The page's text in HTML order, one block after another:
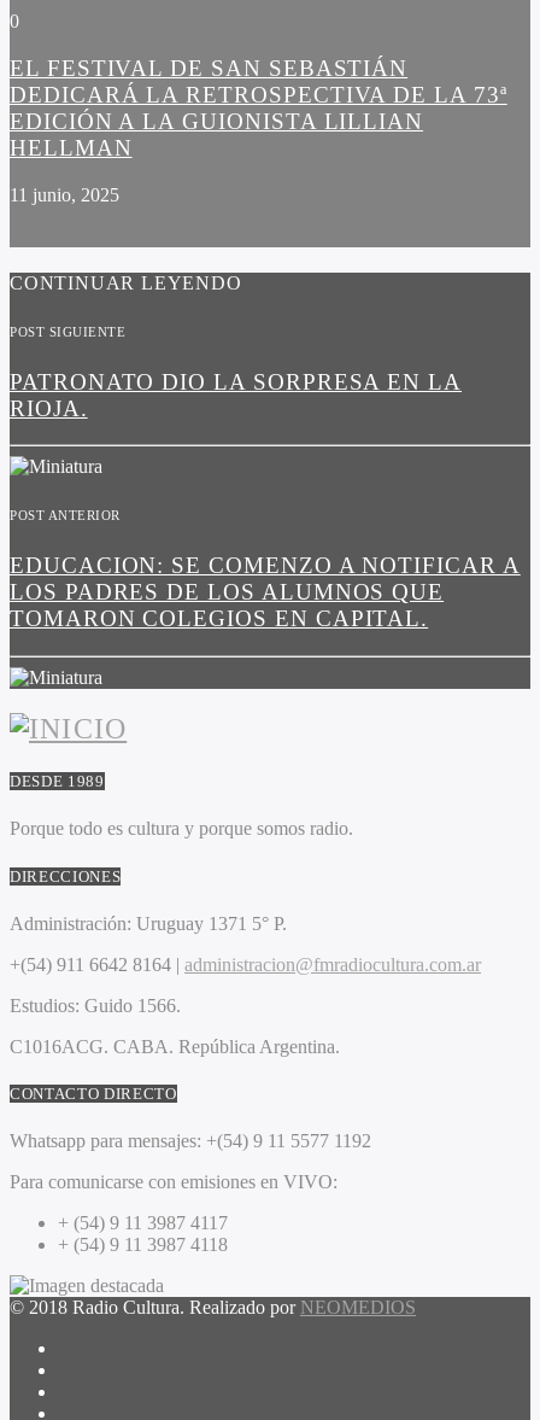
0
EL FESTIVAL DE SAN SEBASTIÁN
DEDICARÁ LA RETROSPECTIVA DE LA 73ª
EDICIÓN A LA GUIONISTA LILLIAN
HELLMAN
11 junio, 2025
CONTINUAR LEYENDO
POST SIGUIENTE
PATRONATO DIO LA SORPRESA EN LA
RIOJA.
POST ANTERIOR
EDUCACION: SE COMENZO A NOTIFICAR A
LOS PADRES DE LOS ALUMNOS QUE
TOMARON COLEGIOS EN CAPITAL.
DESDE 1989
Porque todo es cultura y porque somos radio.
DIRECCIONES
Administración: Uruguay 1371 5° P.
+(54) 911 6642 8164 | administracion@fmradiocultura.com.ar
Estudios: Guido 1566.
C1016ACG. CABA. República Argentina.
CONTACTO DIRECTO
Whatsapp para mensajes: +(54) 9 11 5577 1192
Para comunicarse con emisiones en VIVO:
+ (54) 9 11 3987 4117
+ (54) 9 11 3987 4118
© 2018 Radio Cultura. Realizado por NEOMEDIOS